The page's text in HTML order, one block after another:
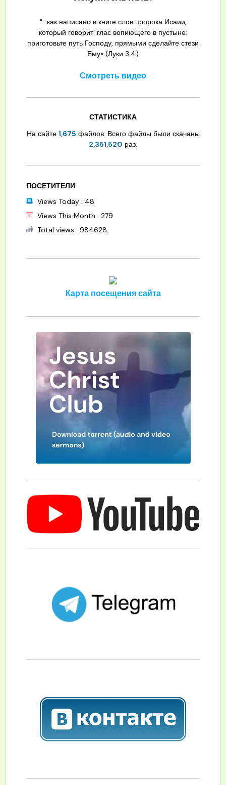
"...как написано в книге слов пророка Исаии,
который говорит: глас вопиющего в пустыне:
приготовьте путь Господу, прямыми сделайте стези
Ему» (Луки 3:4)
Смотреть видео
СТАТИСТИКА
На сайте 1,675 файлов. Всего файлы были скачаны
2,351,520 раз.
ПОСЕТИТЕЛИ
Views Today : 48
Views This Month : 279
Total views : 984628
Карта посещения сайта